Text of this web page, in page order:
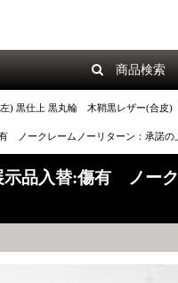
商品検索
左) 黒仕上 黒丸輪 木鞘黒レザー(合
ークレームノーリターン：承諾の
品入替:傷有 ノー